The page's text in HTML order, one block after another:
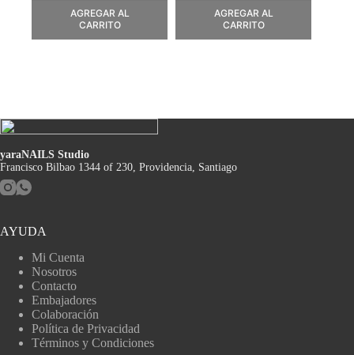
AGREGAR AL
CARRITO
AGREGAR AL
CARRITO
yaraNAILS Studio
Francisco Bilbao 1344 of 230, Providencia, Santiago
AYUDA
Mi Cuenta
Nosotros
Contacto
Embajadores
Colaboración
Política de Privacidad
Términos y Condiciones